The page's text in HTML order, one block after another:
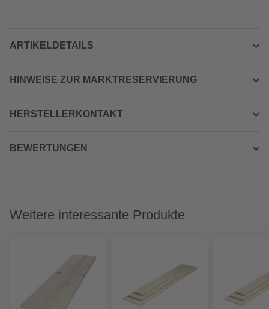
ARTIKELDETAILS
HINWEISE ZUR MARKTRESERVIERUNG
HERSTELLERKONTAKT
BEWERTUNGEN
Weitere interessante Produkte